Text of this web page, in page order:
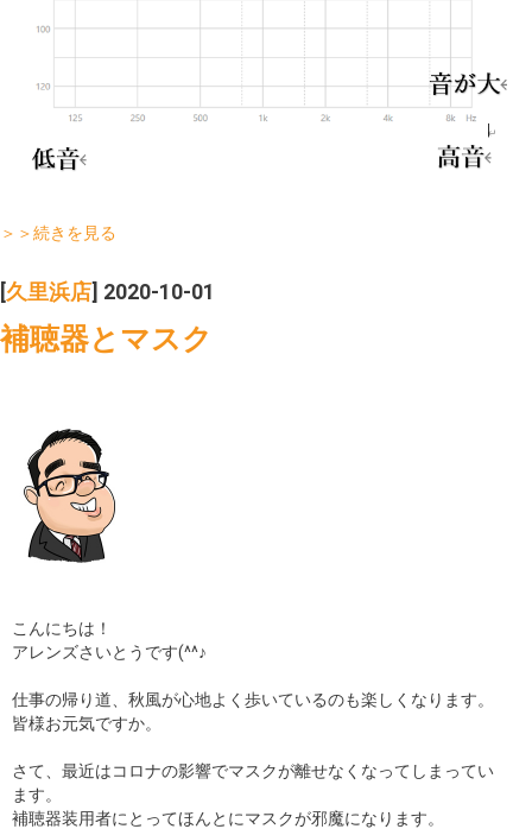
＞＞続きを見る
[久里浜店] 2020-10-01
補聴器とマスク
こんにちは！
アレンズさいとうです(^^♪
仕事の帰り道、秋風が心地よく歩いているのも楽しくなります。
皆様お元気ですか。
さて、最近はコロナの影響でマスクが離せなくなってしまってい
ます。
補聴器装用者にとってほんとにマスクが邪魔になります。